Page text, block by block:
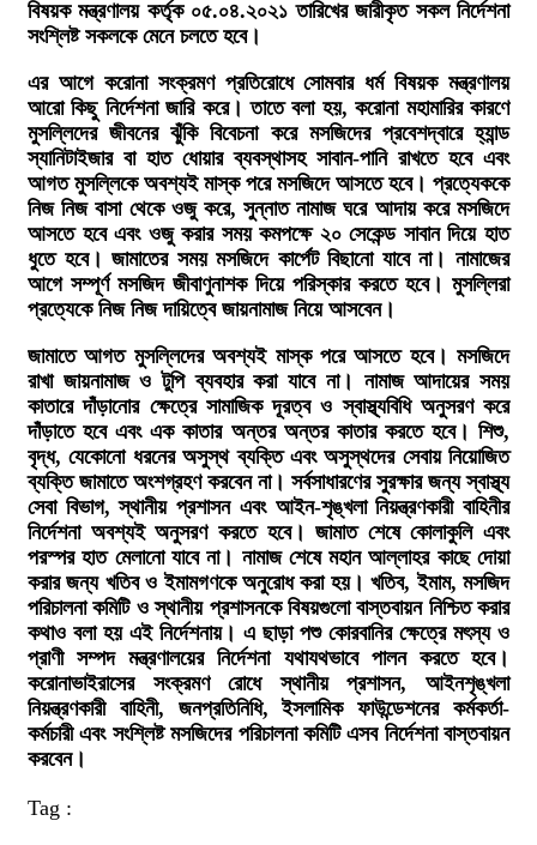
বিষয়ক মন্ত্রণালয় কর্তৃক ০৫.০৪.২০২১ তারিখের জারীকৃত সকল নির্দেশনা
সংশ্লিষ্ট সকলকে মেনে চলতে হবে।
এর আগে করোনা সংক্রমণ প্রতিরোধে সোমবার ধর্ম বিষয়ক মন্ত্রণালয়
আরো কিছু নির্দেশনা জারি করে। তাতে বলা হয়, করোনা মহামারির কারণে
মুসল্লিদের জীবনের ঝুঁকি বিবেচনা করে মসজিদের প্রবেশদ্বারে হ্যান্ড
স্যানিটাইজার বা হাত ধোয়ার ব্যবস্থাসহ সাবান-পানি রাখতে হবে এবং
আগত মুসল্লিকে অবশ্যই মাস্ক পরে মসজিদে আসতে হবে। প্রত্যেককে
নিজ নিজ বাসা থেকে ওজু করে, সুন্নাত নামাজ ঘরে আদায় করে মসজিদে
আসতে হবে এবং ওজু করার সময় কমপক্ষে ২০ সেকেন্ড সাবান দিয়ে হাত
ধুতে হবে।জামাতের সময় মসজিদে কার্পেট বিছানো যাবে না। নামাজের
আগে সম্পূর্ণ মসজিদ জীবাণুনাশক দিয়ে পরিস্কার করতে হবে। মুসল্লিরা
প্রত্যেকে নিজ নিজ দায়িত্বে জায়নামাজ নিয়ে আসবেন।
জামাতে আগত মুসল্লিদের অবশ্যই মাস্ক পরে আসতে হবে। মসজিদে
রাখা জায়নামাজ ও টুপি ব্যবহার করা যাবে না। নামাজ আদায়ের সময়
কাতারে দাঁড়ানোর ক্ষেত্রে সামাজিক দূরত্ব ও স্বাস্থ্যবিধি অনুসরণ করে
দাঁড়াতে হবে এবং এক কাতার অন্তর অন্তর কাতার করতে হবে। শিশু,
বৃদ্ধ, যেকোনো ধরনের অসুস্থ ব্যক্তি এবং অসুস্থদের সেবায় নিয়োজিত
ব্যক্তি জামাতে অংশগ্রহণ করবেন না। সর্বসাধারণের সুরক্ষার জন্য স্বাস্থ্য
সেবা বিভাগ, স্থানীয় প্রশাসন এবং আইন-শৃঙ্খলা নিয়ন্ত্রণকারী বাহিনীর
নির্দেশনা অবশ্যই অনুসরণ করতে হবে।জামাত শেষে কোলাকুলি এবং
পরস্পর হাত মেলানো যাবে না। নামাজ শেষে মহান আল্লাহর কাছে দোয়া
করার জন্য খতিব ও ইমামগণকে অনুরোধ করা হয়।খতিব, ইমাম, মসজিদ
পরিচালনা কমিটি ও স্থানীয় প্রশাসনকে বিষয়গুলো বাস্তবায়ন নিশ্চিত করার
কথাও বলা হয় এই নির্দেশনায়। এ ছাড়া পশু কোরবানির ক্ষেত্রে মৎস্য ও
প্রাণী সম্পদ মন্ত্রণালয়ের নির্দেশনা যথাযথভাবে পালন করতে হবে।
করোনাভাইরাসের সংক্রমণ রোধে স্থানীয় প্রশাসন, আইনশৃঙ্খলা
নিয়ন্ত্রণকারী বাহিনী, জনপ্রতিনিধি, ইসলামিক ফাউন্ডেশনের কর্মকর্তা-
কর্মচারী এবং সংশ্লিষ্ট মসজিদের পরিচালনা কমিটি এসব নির্দেশনা বাস্তবায়ন
করবেন।
Tag :